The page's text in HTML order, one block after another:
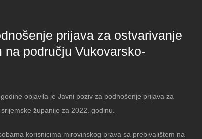
prijava za ostvarivanje
području Vukovarsko-
objavila je Javni poziv za podnošenje prijava za
županije za 2022. godinu.
korisnicima mirovinskog prava sa prebivalištem na